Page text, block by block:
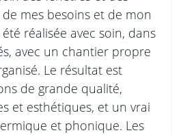
mes besoins et de mon
réalisée avec soin, dans
avec un chantier propre
Le résultat est
de grande qualité,
et esthétiques, et un vrai
et phonique. Les